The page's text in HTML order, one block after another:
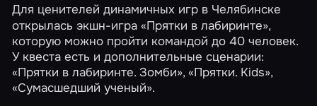
Для ценителей динамичных игр в Челябинске
открылась экшн-игра«Прятки в лабиринте»,
которую можно пройти командой до 40 человек.
У квеста есть и дополнительные сценарии:
«Прятки в лабиринте. Зомби», «Прятки. Kids»,
«Сумасшедший ученый».